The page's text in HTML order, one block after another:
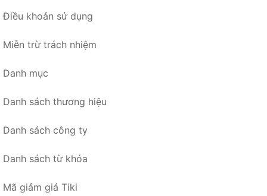
Điều khoản sử dụng
Miễn trừ trách nhiệm
Danh mục
Danh sách thương hiệu
Danh sách công ty
Danh sách từ khóa
Mã giảm giá Tiki